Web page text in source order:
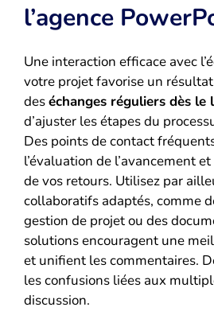
l’agence
Une interaction efficace avec
votre projet favorise un
deséchanges réguliers dès le
d’ajuster les étapes du
Des points de contact
l’évaluation de l’avancement
de vos retours. Utilisez par
collaboratifs adaptés, comme
gestion de projet ou des
solutions encouragent une
et unifient les commentaires.
les confusions liées aux
discussion.